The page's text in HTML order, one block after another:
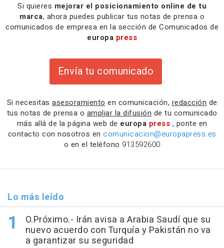
Si quieres mejorar el posicionamiento online de tu
marca, ahora puedes publicar tus notas de prensa o
comunicados de empresa en la sección de Comunicados de
europa press
Envía tu comunicado
Si necesitas asesoramiento en comunicación, redacción de
tus notas de prensa o ampliar la difusión de tu comunicado
más allá de la página web de europa press , ponte en
contacto con nosotros en comunicacion@europapress.es
o en el teléfono 913592600
Lo más leído
O.Próximo.- Irán avisa a Arabia Saudí que su
nuevo acuerdo con Turquía y Pakistán no va
a garantizar su seguridad